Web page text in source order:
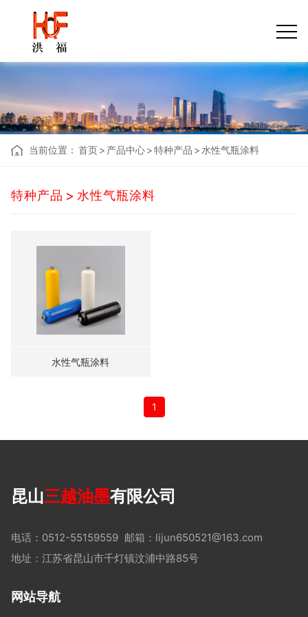
当前位置： 首页> 产品中心>特种产品 > 水性气瓶涂料
特种产品 > 水性气瓶涂料
水性气瓶涂料
1
昆山三越油墨有限公司
电话：0512-55159559 邮箱：lijun650521@163.com
地址：江苏省昆山市千灯镇汶浦中路85号
网站导航